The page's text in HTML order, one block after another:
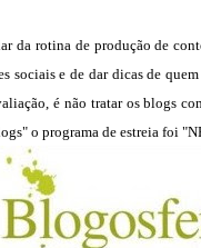
da rotina de produção de
sociais e de dar dicas de
é não tratar os blogs
o programa de estreia foi